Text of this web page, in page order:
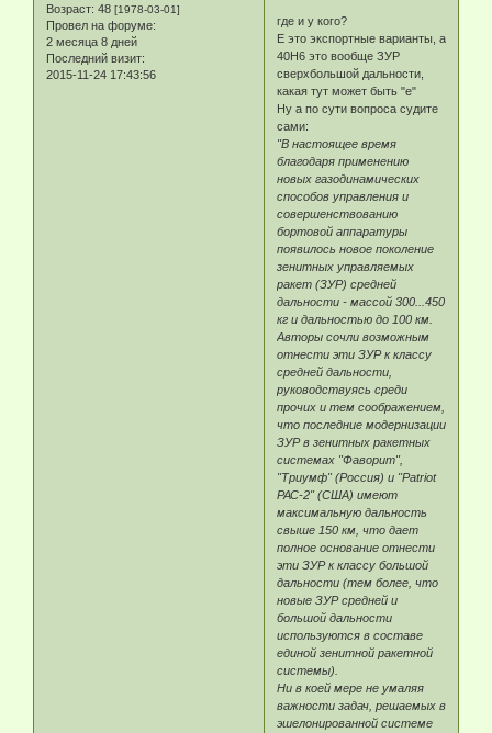
Возраст: 48 [1978-03-01]
Провел на форуме:
2 месяца 8 дней
Последний визит:
2015-11-24 17:43:56
где и у кого?
Е это экспортные варианты, а
40Н6 это вообще ЗУР
сверхбольшой дальности,
какая тут может быть "е"
Ну а по сути вопроса судите
сами:
"В настоящее время
благодаря применению
новых газодинамических
способов управления и
совершенствованию
бортовой аппаратуры
появилось новое поколение
зенитных управляемых
ракет (ЗУР) средней
дальности - массой 300...450
кг и дальностью до 100 км.
Авторы сочли возможным
отнести эти ЗУР к классу
средней дальности,
руководствуясь среди
прочих и тем соображением,
что последние модернизации
ЗУР в зенитных ракетных
системах "Фаворит",
"Триумф" (Россия) и "Patriot
РАС-2" (США) имеют
максимальную дальность
свыше 150 км, что дает
полное основание отнести
эти ЗУР к классу большой
дальности (тем более, что
новые ЗУР средней и
большой дальности
используются в составе
единой зенитной ракетной
системы).
Ни в коей мере не умаляя
важности задач, решаемых в
эшелонированной системе